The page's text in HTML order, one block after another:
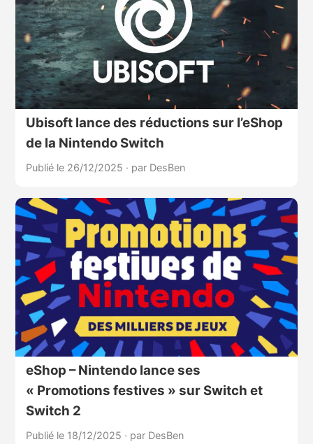
Ubisoft lance des réductions sur l’eShop
de la Nintendo Switch
Publié le 26/12/2025 · par DesBen
eShop – Nintendo lance ses
« Promotions festives » sur Switch et
Switch 2
Publié le 18/12/2025 · par DesBen